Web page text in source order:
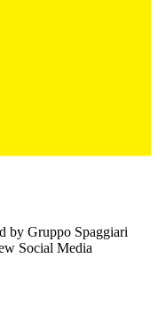
by Gruppo Spaggiari
Social Media